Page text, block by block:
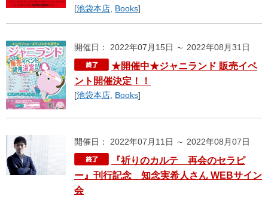
[池袋本店 Books]
開催日： 2022年07月15日 ～ 2022年08月31日
★開催中★ジャニランド 販売イベ
ント開催決定！！
[池袋本店 Books]
開催日： 2022年07月11日 ～ 2022年08月07日
『祈りのカルテ 再会のセラピ
ー』刊行記念 知念実希人さん WEBサイン
会